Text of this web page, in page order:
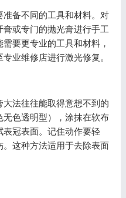
备不同的工具和材料。对
或专门的抛光膏进行手工
要更专业的工具和材料，
业维修店进行激光修复。
法往往能取得意想不到的
色透明型），涂抹在软布
冠表面。记住动作要轻
这种方法适用于去除表面